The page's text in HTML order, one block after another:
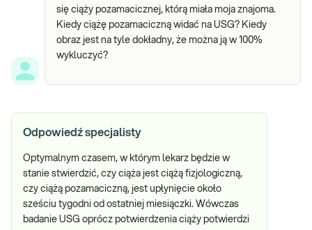
się ciąży pozamacicznej, którą miała moja znajoma.
Kiedy ciążę pozamaciczną widać na USG? Kiedy
obraz jest na tyle dokładny, że można ją w 100%
wykluczyć?
Odpowiedź specjalisty
Optymalnym czasem, w którym lekarz będzie w
stanie stwierdzić, czy ciąża jest ciążą fizjologiczną,
czy ciążą pozamaciczną, jest upłynięcie około
sześciu tygodni od ostatniej miesiączki. Wówczas
badanie USG oprócz potwierdzenia ciąży potwierdzi